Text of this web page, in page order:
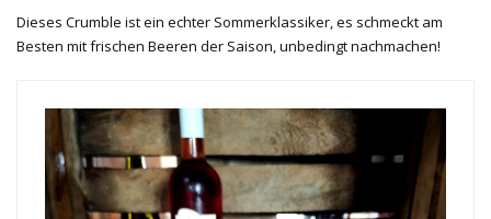
Dieses Crumble ist ein echter Sommerklassiker, es schmeckt am
Besten mit frischen Beeren der Saison, unbedingt nachmachen!